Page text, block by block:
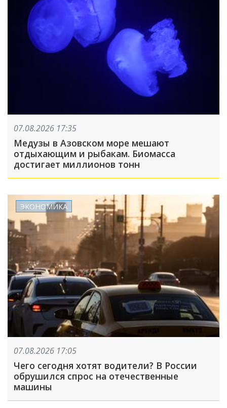
07.08.2026 17:35
Медузы в Азовском море мешают
отдыхающим и рыбакам. Биомасса
достигает миллионов тонн
ЭКОНОМИКА
07.08.2026 17:05
Чего сегодня хотят водители? В России
обрушился спрос на отечественные
машины